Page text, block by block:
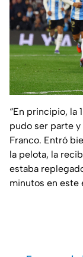
“En principio, la
pudo ser parte
Franco. Entró
la pelota, la
estaba
minutos en este